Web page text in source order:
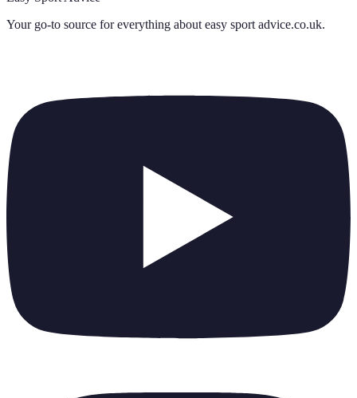
Your go-to source for everything about easy sport advice.co.uk.